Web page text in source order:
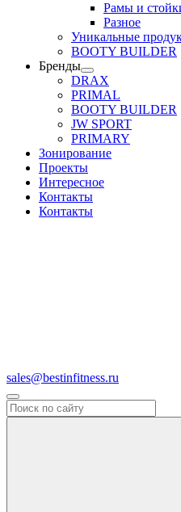
Рамы и
Разное
Уникальные
BOOTY BUILDER
Бренды
DRAX
PRIMAL
BOOTY BUILDER
JW SPORT
PRIMARY
Зонирование
Проекты
Интересное
Контакты
Контакты
sales@bestinfitness.ru